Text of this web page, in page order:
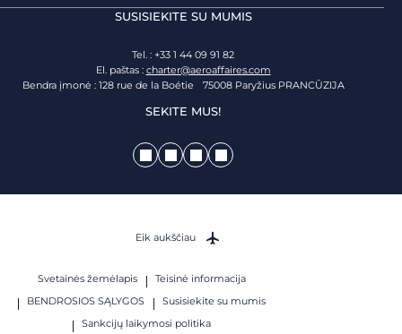
SUSISIEKITE SU MUMIS
Tel. : +33 1 44 09 91 82
El. paštas : charter@aeroaffaires.com
Bendra įmonė : 128 rue de la Boétie 75008 Paryžius PRANCŪZIJA
SEKITE MUS!
Svetainės žemėlapis
Teisinė informacija
BENDROSIOS SĄLYGOS
Susisiekite su mumis
Sankcijų laikymosi politika
Eik aukščiau